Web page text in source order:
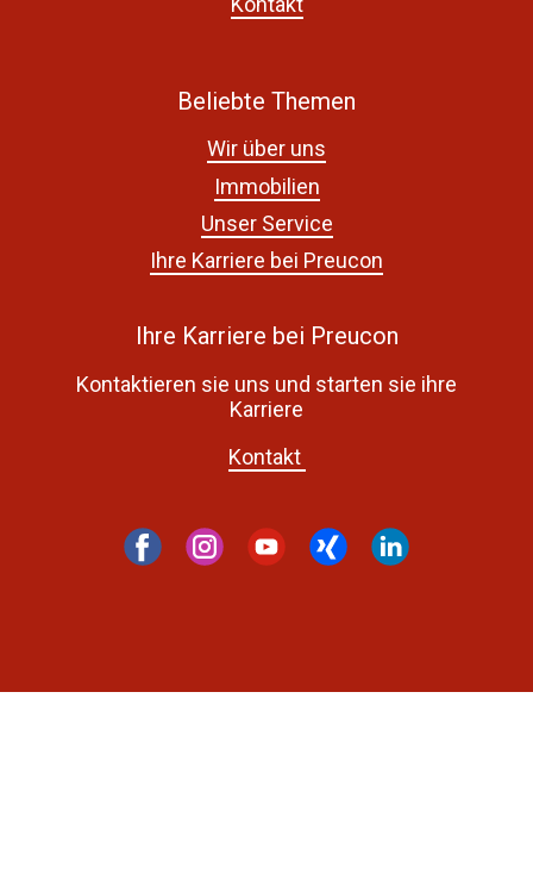
Beliebte Themen
Wir über uns
Immobilien
Unser Service
Ihre Karriere bei Preucon
Ihre Karriere bei Preucon
Kontaktieren sie uns und starten sie ihre
Karriere
Kontakt